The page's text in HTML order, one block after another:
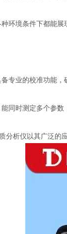
境条件下都能展
业的校准功能，
时测定多个参数
析仪以其广泛的应